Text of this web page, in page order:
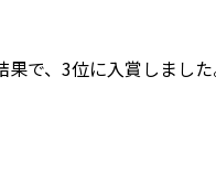
で、3位に入賞しました